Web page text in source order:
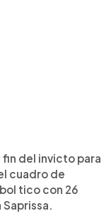
fin del invicto para
cuadro de
tico con 26